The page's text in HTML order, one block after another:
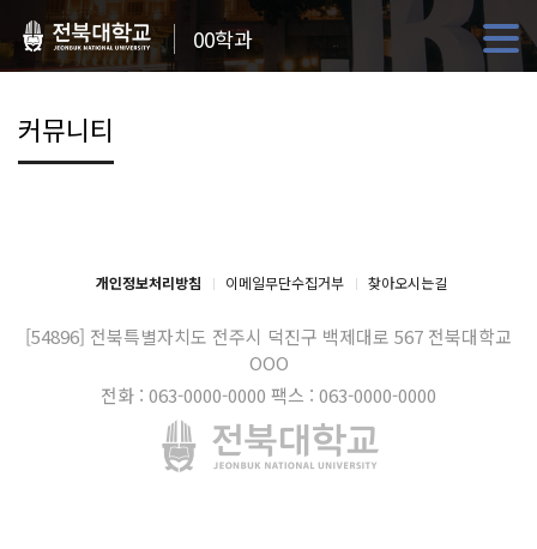
00학과
커뮤니티
개인정보처리방침 이메일무단수집거부 찾아오시는길
[54896] 전북특별자치도 전주시 덕진구 백제대로 567 전북대학교
OOO
전화 : 063-0000-0000 팩스 : 063-0000-0000